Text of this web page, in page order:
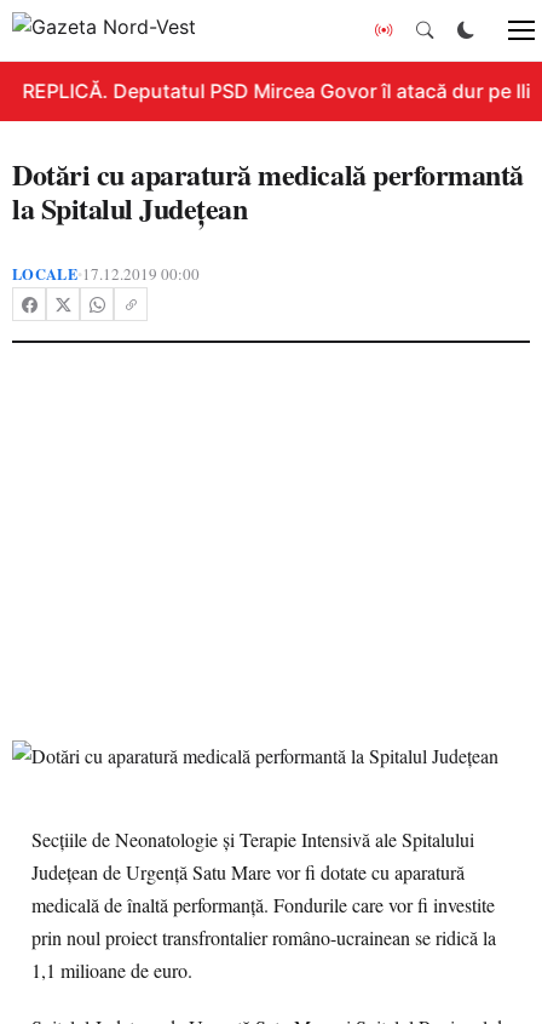
REPLICĂ. Deputatul PSD Mircea Govor îl atacă dur pe
Dotări cu aparatură medicală performantă
la Spitalul Județean
LOCALE•17.12.2019 00:00
Secțiile de Neonatologie și Terapie Intensivă ale Spitalului
Județean de Urgență Satu Mare vor fi dotate cu aparatură
medicală de înaltă performanță. Fondurile care vor fi investite
prin noul proiect transfrontalier româno-ucrainean se ridică la
1,1 milioane de euro.